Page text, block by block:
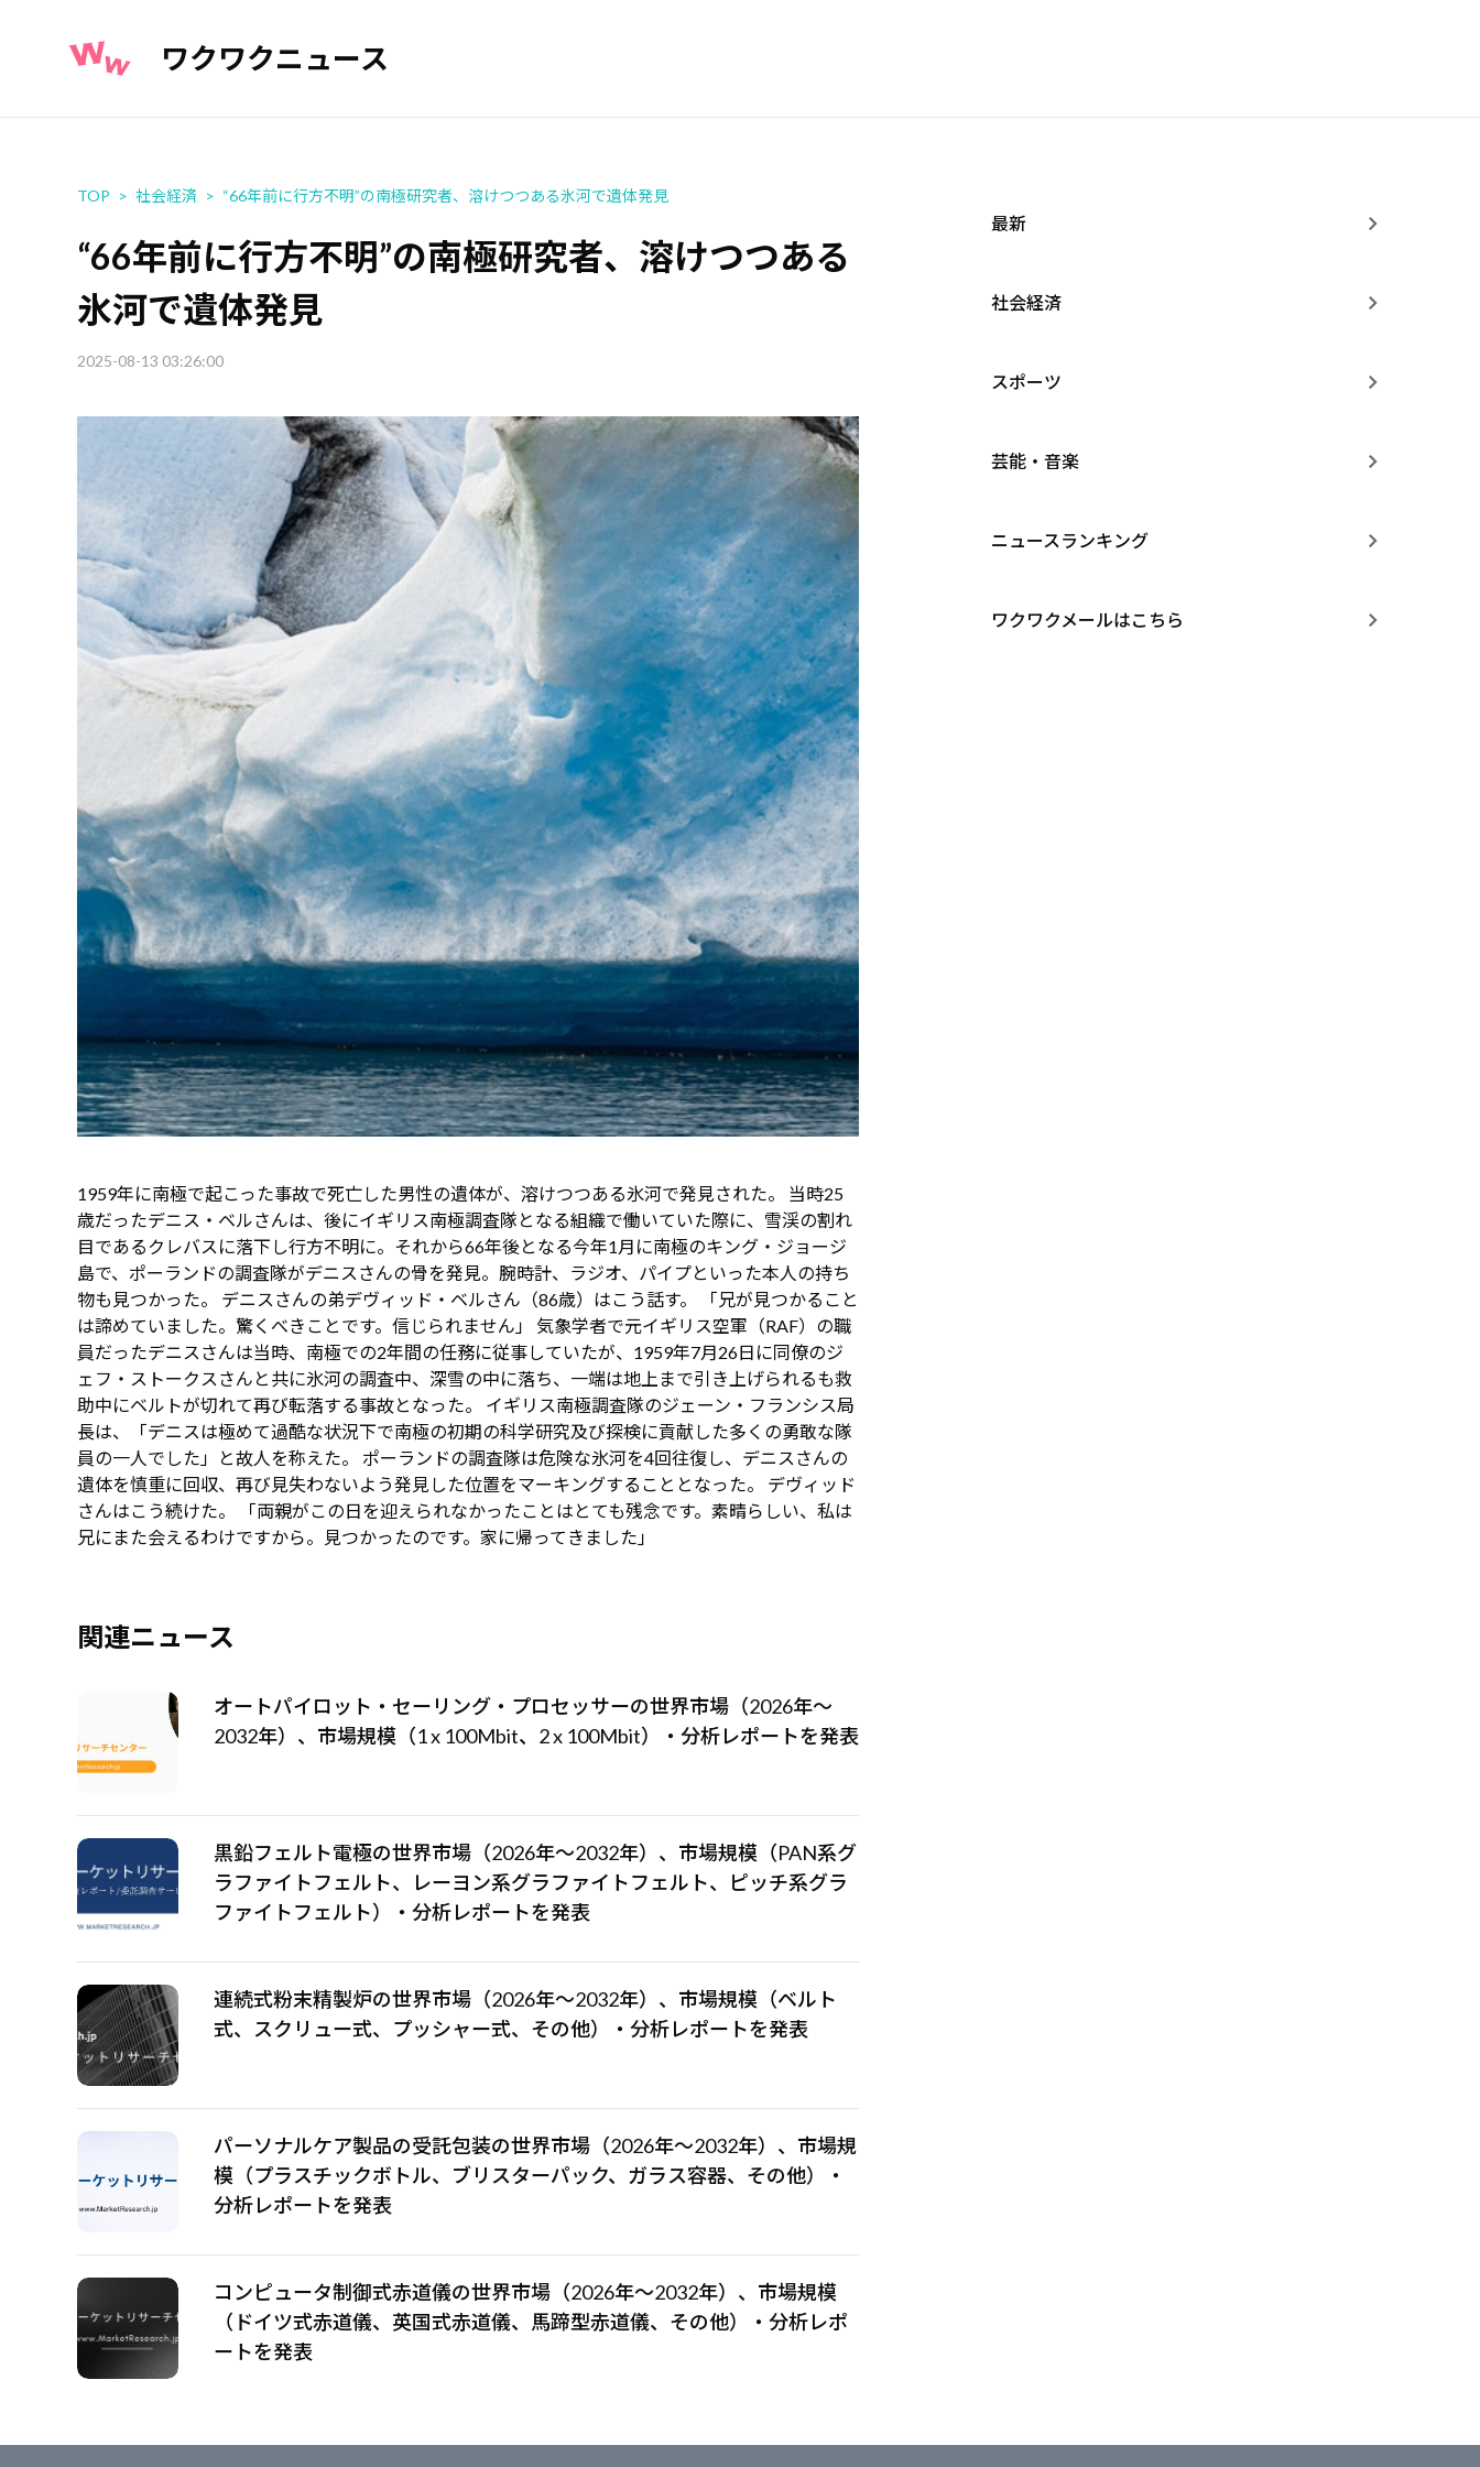
ワクワクニュース
TOP 社会経済 “66年前に行方不明”の南極研究者、溶けつつある氷河で遺体発見
“66年前に行方不明”の南極研究者、溶けつつある
氷河で遺体発見
2025-08-13 03:26:00
1959年に南極で起こった事故で死亡した男性の遺体が、溶けつつある氷河で発見された。 当時25
歳だったデニス・ベルさんは、後にイギリス南極調査隊となる組織で働いていた際に、雪渓の割れ
目であるクレバスに落下し行方不明に。それから66年後となる今年1月に南極のキング・ジョージ
島で、ポーランドの調査隊がデニスさんの骨を発見。腕時計、ラジオ、パイプといった本人の持ち
物も見つかった。 デニスさんの弟デヴィッド・ベルさん（86歳）はこう話す。 「兄が見つかること
は諦めていました。驚くべきことです。信じられません」 気象学者で元イギリス空軍（RAF）の職
員だったデニスさんは当時、南極での2年間の任務に従事していたが、1959年7月26日に同僚のジ
ェフ・ストークスさんと共に氷河の調査中、深雪の中に落ち、一端は地上まで引き上げられるも救
助中にベルトが切れて再び転落する事故となった。 イギリス南極調査隊のジェーン・フランシス局
長は、「デニスは極めて過酷な状況下で南極の初期の科学研究及び探検に貢献した多くの勇敢な隊
員の一人でした」と故人を称えた。 ポーランドの調査隊は危険な氷河を4回往復し、デニスさんの
遺体を慎重に回収、再び見失わないよう発見した位置をマーキングすることとなった。 デヴィッド
さんはこう続けた。 「両親がこの日を迎えられなかったことはとても残念です。素晴らしい、私は
兄にまた会えるわけですから。見つかったのです。家に帰ってきました」
関連ニュース
オートパイロット・セーリング・プロセッサーの世界市場（2026年～
2032年）、市場規模（1 x 100Mbit、2 x 100Mbit）・分析レポートを発表
黒鉛フェルト電極の世界市場（2026年～2032年）、市場規模（PAN系グ
ラファイトフェルト、レーヨン系グラファイトフェルト、ピッチ系グラ
ファイトフェルト）・分析レポートを発表
連続式粉末精製炉の世界市場（2026年～2032年）、市場規模（ベルト
式、スクリュー式、プッシャー式、その他）・分析レポートを発表
パーソナルケア製品の受託包装の世界市場（2026年～2032年）、市場規
模（プラスチックボトル、ブリスターパック、ガラス容器、その他）・
分析レポートを発表
コンピュータ制御式赤道儀の世界市場（2026年～2032年）、市場規模
（ドイツ式赤道儀、英国式赤道儀、馬蹄型赤道儀、その他）・分析レポ
ートを発表
最新
社会経済
スポーツ
芸能・音楽
ニュースランキング
ワクワクメールはこちら